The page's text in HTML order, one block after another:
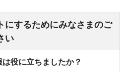
にするためにみなさまのご
い
役に立ちましたか？